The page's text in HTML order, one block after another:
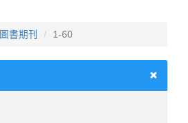
圖書期刊 1-60